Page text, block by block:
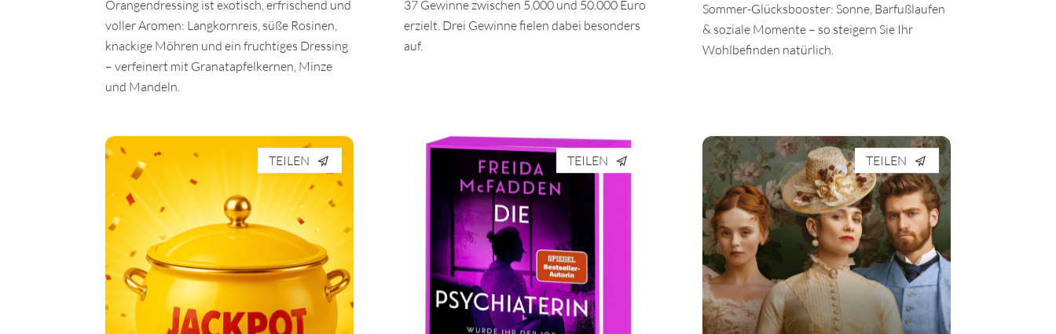
Orangendressing ist exotisch, erfrischend und
voller Aromen: Langkornreis, süße Rosinen,
knackige Möhren und ein fruchtiges Dressing
– verfeinert mit Granatapfelkernen, Minze
und Mandeln.
37 Gewinne zwischen 5.000 und 50.000 Euro
erzielt. Drei Gewinne fielen dabei besonders
auf.
Sommer-Glücksbooster: Sonne, Barfußlaufen
& soziale Momente – so steigern Sie Ihr
Wohlbefinden natürlich.
TEILEN TEILEN TEILEN